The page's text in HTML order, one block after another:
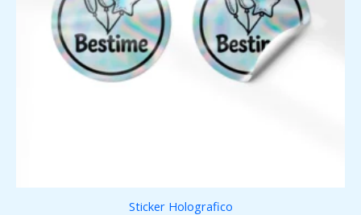
Sticker Holografico